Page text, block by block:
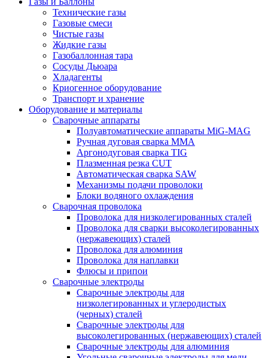
Технические газы
Газовые смеси
Чистые газы
Жидкие газы
Газобаллонная тара
Сосуды Дьюара
Хладагенты
Криогенное оборудование
Транспорт и хранение
Оборудование и материалы
Сварочные аппараты
Полуавтоматические аппараты MiG-MAG
Ручная дуговая сварка MMA
Аргонодуговая сварка TIG
Плазменная резка CUT
Автоматическая сварка SAW
Механизмы подачи проволоки
Блоки водяного охлаждения
Сварочная проволока
Проволока для низколегированных сталей
Проволока для сварки высоколегированных
(нержавеющих) сталей
Проволока для алюминия
Проволока для наплавки
Флюсы и припои
Сварочные электроды
Сварочные электроды для
низколегированных и углеродистых
(черных) сталей
Сварочные электроды для
высоколегированных (нержавеющих) сталей
Сварочные электроды для алюминия